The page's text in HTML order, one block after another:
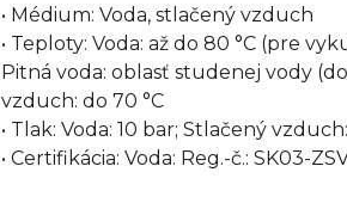
• Médium: Voda, stlačený vzduch
• Teploty: Voda: až do 80 °C (pre
Pitná voda: oblasť studenej vody
vzduch: do 70 °C
• Tlak: Voda: 10 bar; Stlačený
• Certifikácia: Voda: Reg.-č.: SK03-